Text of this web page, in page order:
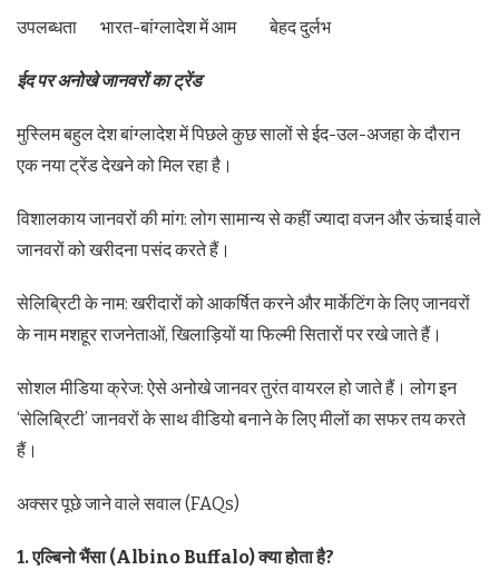
उपलब्धता भारत-बांग्लादेश में आम बेहद दुर्लभ
ईद पर अनोखे जानवरों का ट्रेंड
मुस्लिम बहुल देश बांग्लादेश में पिछले कुछ सालों से ईद-उल-अजहा के दौरान
एक नया ट्रेंड देखने को मिल रहा है।
विशालकाय जानवरों की मांग: लोग सामान्य से कहीं ज्यादा वजन और ऊंचाई वाले
जानवरों को खरीदना पसंद करते हैं।
सेलिब्रिटी के नाम: खरीदारों को आकर्षित करने और मार्केटिंग के लिए जानवरों
के नाम मशहूर राजनेताओं, खिलाड़ियों या फिल्मी सितारों पर रखे जाते हैं।
सोशल मीडिया क्रेज: ऐसे अनोखे जानवर तुरंत वायरल हो जाते हैं। लोग इन
‘सेलिब्रिटी’ जानवरों के साथ वीडियो बनाने के लिए मीलों का सफर तय करते
हैं।
अक्सर पूछे जाने वाले सवाल (FAQs)
1. एल्बिनो भैंसा (Albino Buffalo) क्या होता है?